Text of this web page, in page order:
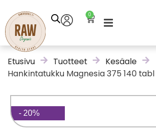
0
Etusivu Tuotteet
Kesäale
Hankintatukku Magnesia 375 140 tabl
- 20%